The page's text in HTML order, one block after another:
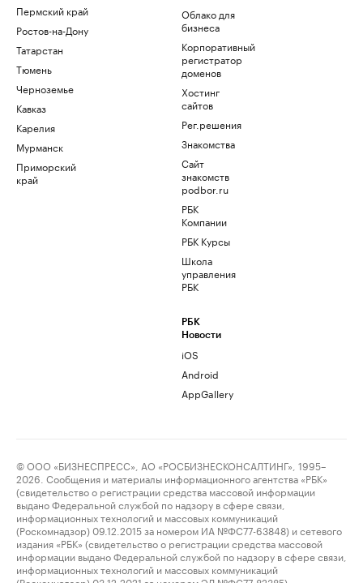
Пермский край
Ростов-на-Дону
Татарстан
Тюмень
Черноземье
Кавказ
Карелия
Мурманск
Приморский
край
Облако для
бизнеса
Корпоративный
регистратор
доменов
Хостинг
сайтов
Рег.решения
Знакомства
Сайт
знакомств
podbor.ru
РБК
Компании
РБК Курсы
Школа
управления
РБК
РБК
Новости
iOS
Android
AppGallery
© ООО «БИЗНЕСПРЕСС», АО «РОСБИЗНЕСКОНСАЛТИНГ», 1995–
2026. Сообщения и материалы информационного агентства «РБК»
(свидетельство о регистрации средства массовой информации
выдано Федеральной службой по надзору в сфере связи,
информационных технологий и массовых коммуникаций
(Роскомнадзор) 09.12.2015 за номером ИА №ФС77-63848) и сетевого
издания «РБК» (свидетельство о регистрации средства массовой
информации выдано Федеральной службой по надзору в сфере связи,
информационных технологий и массовых коммуникаций